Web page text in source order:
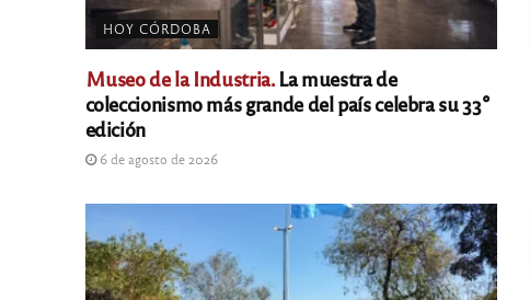
HOY CÓRDOBA
Museo de la Industria.La muestra de
coleccionismo más grande del país celebra su 33°
edición
6 de agosto de 2026